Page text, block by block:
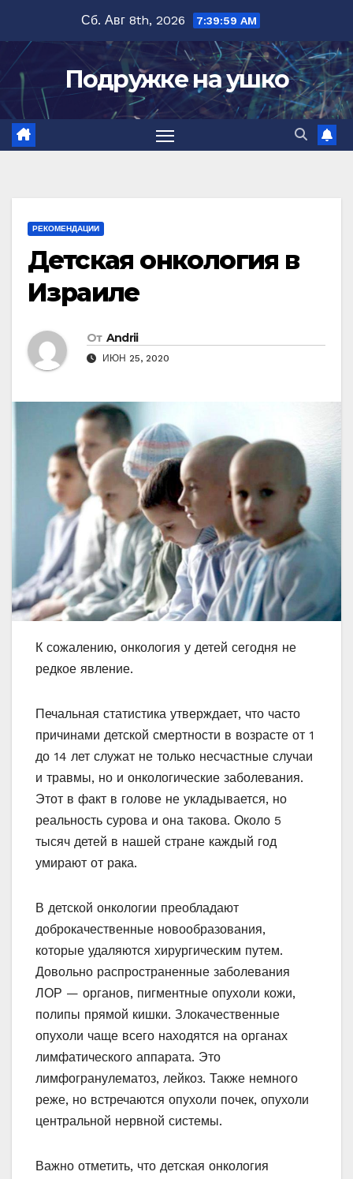
содержимому
Сб. Авг 8th, 2026 7:40:00 AM
Подружке на ушко
РЕКОМЕНДАЦИИ
Детская онкология в
Израиле
От Andrii
ИЮН 25, 2020
К сожалению, онкология у детей сегодня не
редкое явление.
Печальная статистика утверждает, что часто
причинами детской смертности в возрасте от 1
до 14 лет служат не только несчастные случаи
и травмы, но и онкологические заболевания.
Этот в факт в голове не укладывается, но
реальность сурова и она такова. Около 5
тысяч детей в нашей стране каждый год
умирают от рака.
В детской онкологии преобладают
доброкачественные новообразования,
которые удаляются хирургическим путем.
Довольно распространенные заболевания
ЛОР — органов, пигментные опухоли кожи,
полипы прямой кишки. Злокачественные
опухоли чаще всего находятся на органах
лимфатического аппарата. Это
лимфогранулематоз, лейкоз. Также немного
реже, но встречаются опухоли почек, опухоли
центральной нервной системы.
Важно отметить, что детская онкология